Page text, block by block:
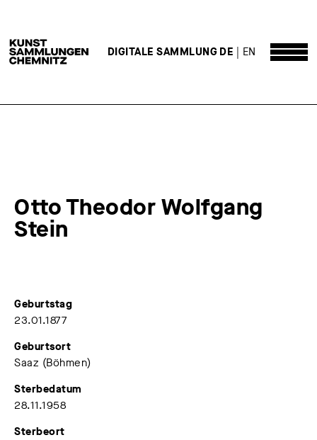
DE EN
DIGITALE SAMMLUNG
Otto Theodor Wolfgang
Stein
Geburtstag
23.01.1877
Geburtsort
Saaz (Böhmen)
Sterbedatum
28.11.1958
Sterbeort